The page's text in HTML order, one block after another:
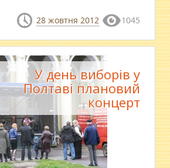
28 жовтня 2012 1045
У день виборів у
Полтаві плановий
концерт